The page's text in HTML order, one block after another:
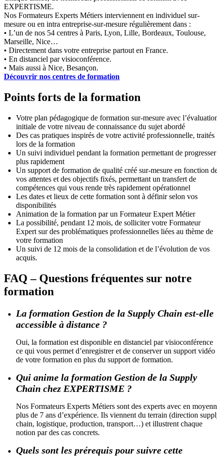
EXPERTISME.
Nos Formateurs Experts Métiers interviennent en individuel sur-
mesure ou en intra entreprise-sur-mesure régulièrement dans :
• L’un de nos 54 centres à Paris, Lyon, Lille, Bordeaux, Toulouse,
Marseille, Nice…
• Directement dans votre entreprise partout en France.
• En distanciel par visioconférence.
• Mais aussi à Nice, Besançon.
Découvrir nos centres de formation
Points forts de la formation
Votre plan pédagogique de formation sur-mesure avec
initiale de votre niveau de connaissance du sujet abordé
Des cas pratiques inspirés de votre activité professionnelle, traités
lors de la formation
Un suivi individuel pendant la formation permettant de progresser
plus rapidement
Un support de formation de qualité créé sur-mesure en fonction
vos attentes et des objectifs fixés, permettant un transfert de
compétences qui vous rende très rapidement opérationnel
Les dates et lieux de cette formation sont à définir selon vos
disponibilités
Animation de la formation par un Formateur Expert Métier
La possibilité, pendant 12 mois, de solliciter votre Formateur
Expert sur des problématiques professionnelles liées au thème de
votre formation
Un suivi de 12 mois de la consolidation et de l’évolution de vos
acquis.
FAQ – Questions fréquentes sur notre
formation
La formation Gestion de la Supply Chain est-elle
accessible à distance ?
Oui, la formation est disponible en distanciel par visioconférence
ce qui vous permet d’enregistrer et de conserver un support vidéo
de votre formation en plus du support de formation.
Qui anime la formation Gestion de la Supply
Chain chez EXPERTISME ?
Nos Formateurs Experts Métiers sont des experts avec en
plus de 7 ans d’expérience. Ils viennent du terrain (direction
chain, logistique, production, transport…) et illustrent chaque
notion par des cas concrets.
Quels sont les prérequis pour suivre cette